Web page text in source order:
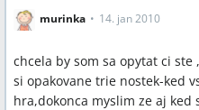
murinka 14. jan 2010
chcela by som sa opytat ci
si opakovane trie nostek-ked
hra,dokonca myslim ze aj ked